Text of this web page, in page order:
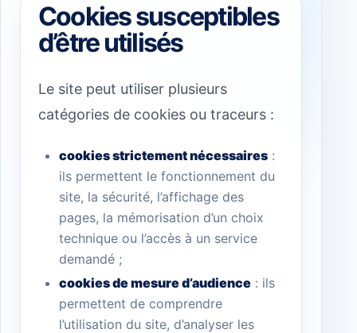
Cookies susceptibles
d’être utilisés
Le site peut utiliser plusieurs
catégories de cookies ou traceurs :
cookies strictement nécessaires :
ils permettent le fonctionnement du
site, la sécurité, l’affichage des
pages, la mémorisation d’un choix
technique ou l’accès à un service
demandé ;
cookies de mesure d’audience : ils
permettent de comprendre
l’utilisation du site, d’analyser les